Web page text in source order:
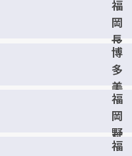
も
ち
店
丘
店
福
岡
長
丘
店
博
多
美
野
島
店
福
岡
野
方
福